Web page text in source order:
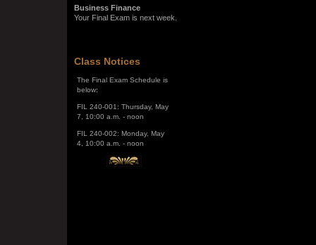
Business Finance
Your Final Exam is next week.
Class Notices
The Final Exam Schedule is
FIL 240-001: Thursday, May
FIL 240-002: Monday, May